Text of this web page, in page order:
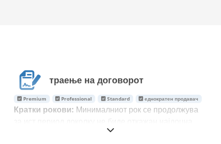
траење на договорот
Premium Professional Standard еднократен продавач
Кратки рокови: Минималниот рок се продолжува
седум дена пред истекот. Ќе уживате во гаранција